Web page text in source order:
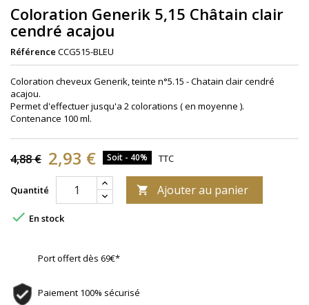
Coloration Generik 5,15 Châtain clair
cendré acajou
Référence CCG515-BLEU
Coloration cheveux Generik, teinte n°5.15 - Chatain clair cendré
acajou.
Permet d'effectuer jusqu'a 2 colorations ( en moyenne ).
Contenance 100 ml.
4,88 € 2,93 € Soit - 40% TTC
Quantité  Ajouter au panier
 En stock
Port offert dès 69€*
Paiement 100% sécurisé